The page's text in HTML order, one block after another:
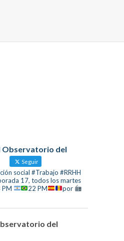
Observatorio del
Seguir
social #Trabajo #RRHH
17, todos los martes
PM 22 PM
por
del